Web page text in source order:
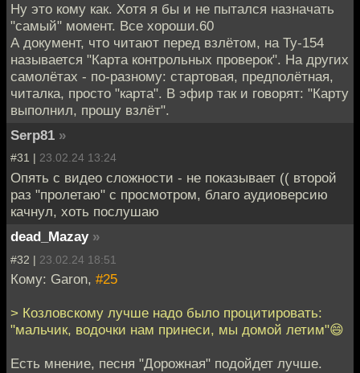
Ну это кому как. Хотя я бы и не пытался назначать
"самый" момент. Все хороши.60
А документ, что читают перед взлётом, на Ту-154
называется "Карта контрольных проверок". На других
самолётах - по-разному: стартовая, предполётная,
читалка, просто "карта". В эфир так и говорят: "Карту
выполнил, прошу взлёт".
Serp81 »
#31 | 23.02.24 13:24
Опять с видео сложности - не показывает (( второй
раз "пролетаю" с просмотром, благо аудиоверсию
качнул, хоть послушаю
dead_Mazay »
#32 | 23.02.24 18:51
Кому: Garon, #25
> Козловскому лучше надо было процитировать:
"мальчик, водочки нам принеси, мы домой летим"😄
Есть мнение, песня "Дорожная" подойдет лучше.